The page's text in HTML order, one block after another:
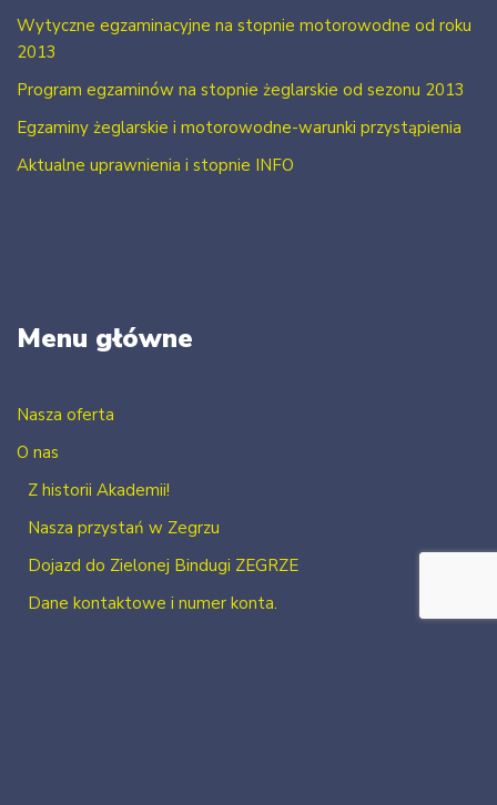
Wytyczne egzaminacyjne na stopnie motorowodne od roku
2013
Program egzaminów na stopnie żeglarskie od sezonu 2013
Egzaminy żeglarskie i motorowodne-warunki przystąpienia
Aktualne uprawnienia i stopnie INFO
Menu główne
Nasza oferta
O nas
Z historii Akademii!
Nasza przystań w Zegrzu
Dojazd do Zielonej Bindugi ZEGRZE
Dane kontaktowe i numer konta.